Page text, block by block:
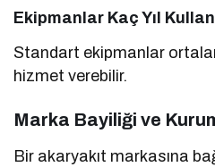
Ekipmanlar Kaç Yıl
Standart ekipmanlar
hizmet verebilir.
Marka Bayiliği ve
Bir akaryakıt markasına